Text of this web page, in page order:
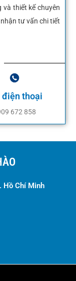
và thiết kế chuyên
tư vấn chi tiết
điện thoại
672 858
Hồ Chí Minh